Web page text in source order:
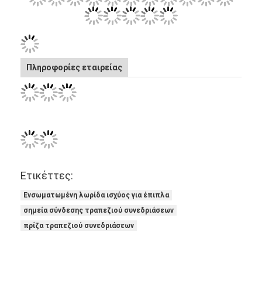
Αρχική Σελίδα
Προϊόντα
Σχετικά με εμάς
Πληροφορίες εταιρείας
Ετικέττες:
Ενσωματωμένη λωρίδα ισχύος για έπιπλα
σημεία σύνδεσης τραπεζιού συνεδριάσεων
πρίζα τραπεζιού συνεδριάσεων